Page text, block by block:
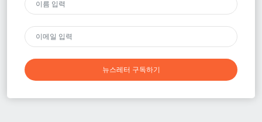
뉴스레터 구독하기